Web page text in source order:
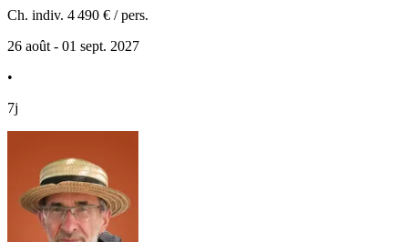
Ch. indiv. 4 490 € / pers.
26 août - 01 sept. 2027
•
7j